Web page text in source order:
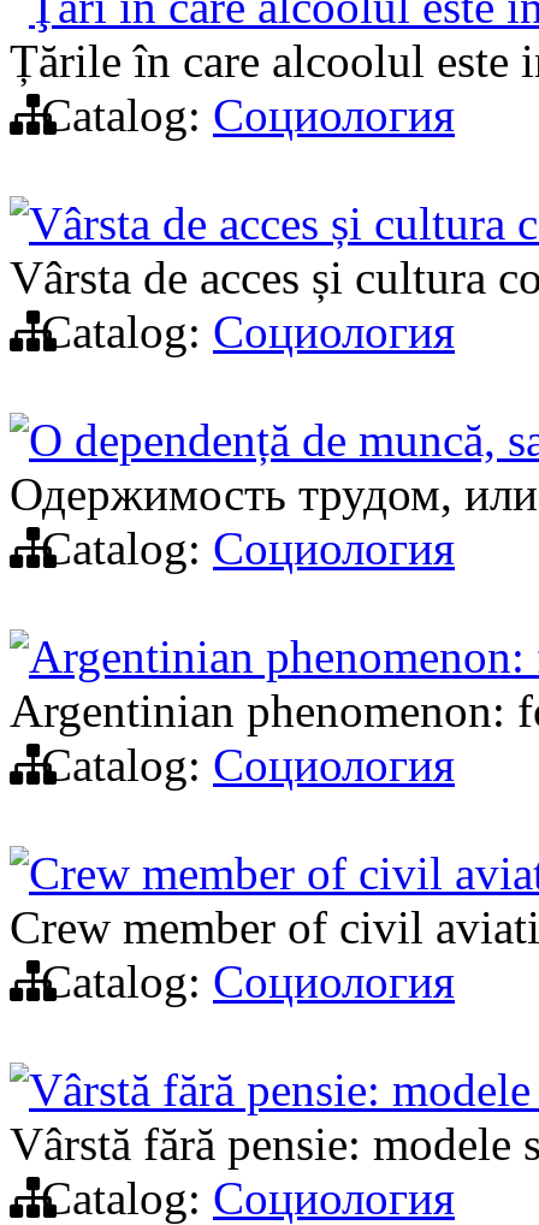
Țările în care alcoolul este
Catalog: Социология
Vârsta de acces și
Vârsta de acces și cultura
Catalog: Социология
O dependență de muncă,
Одержимость трудом, или
Catalog: Социология
Argentinian
Argentinian phenomenon:
Catalog: Социология
Crew member of civil
Crew member of civil
Catalog: Социология
Vârstă fără pensie:
Vârstă fără pensie: modele
Catalog: Социология